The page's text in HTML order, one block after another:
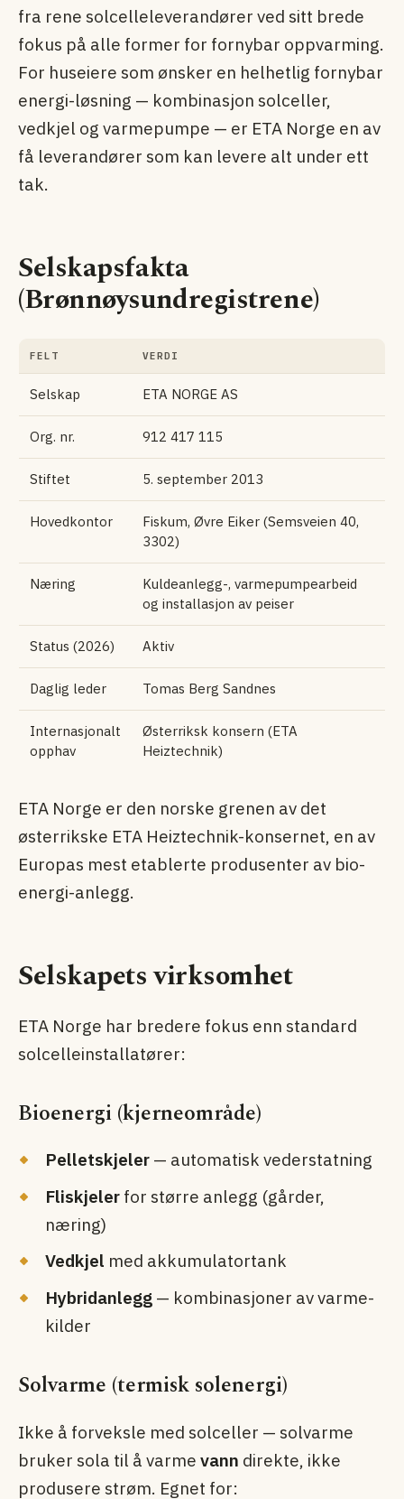
fra rene solcelle­leverandører ved sitt brede
fokus på alle former for fornybar oppvarming.
For huseiere som ønsker en helhetlig fornybar
energi-løsning — kombinasjon solceller,
vedkjel og varmepumpe — er ETA Norge en av
få leverandører som kan levere alt under ett
tak.
Selskapsfakta
(Brønnøysundregistrene)
FELT VERDI
Selskap ETA NORGE AS
Org. nr. 912 417 115
Stiftet 5. september 2013
Hovedkontor
Fiskum, Øvre Eiker (Semsveien 40,
3302)
Næring
Kuldeanlegg-, varmepumpearbeid
og installasjon av peiser
Status (2026) Aktiv
Daglig leder Tomas Berg Sandnes
Internasjonalt
opphav
Østerriksk konsern (ETA
Heiztechnik)
ETA Norge er den norske grenen av det
østerrikske ETA Heiztechnik-konsernet, en av
Europas mest etablerte produsenter av bio­
energi-anlegg.
Selskapets virksomhet
ETA Norge har bredere fokus enn standard
solcelle­installatører:
Bioenergi (kjerneområde)
Pelletskjeler — automatisk ved­erstatning
Fliskjeler for større anlegg (gårder,
næring)
Vedkjel med akkumulator­tank
Hybridanlegg — kombinasjoner av varme­
kilder
Solvarme (termisk solenergi)
Ikke å forveksle med solceller — solvarme
bruker sola til å varme vann direkte, ikke
produsere strøm. Egnet for: